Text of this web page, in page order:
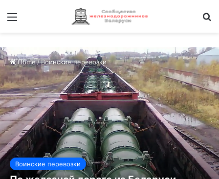
Home/Воинские перевозки
Воинские перевозки